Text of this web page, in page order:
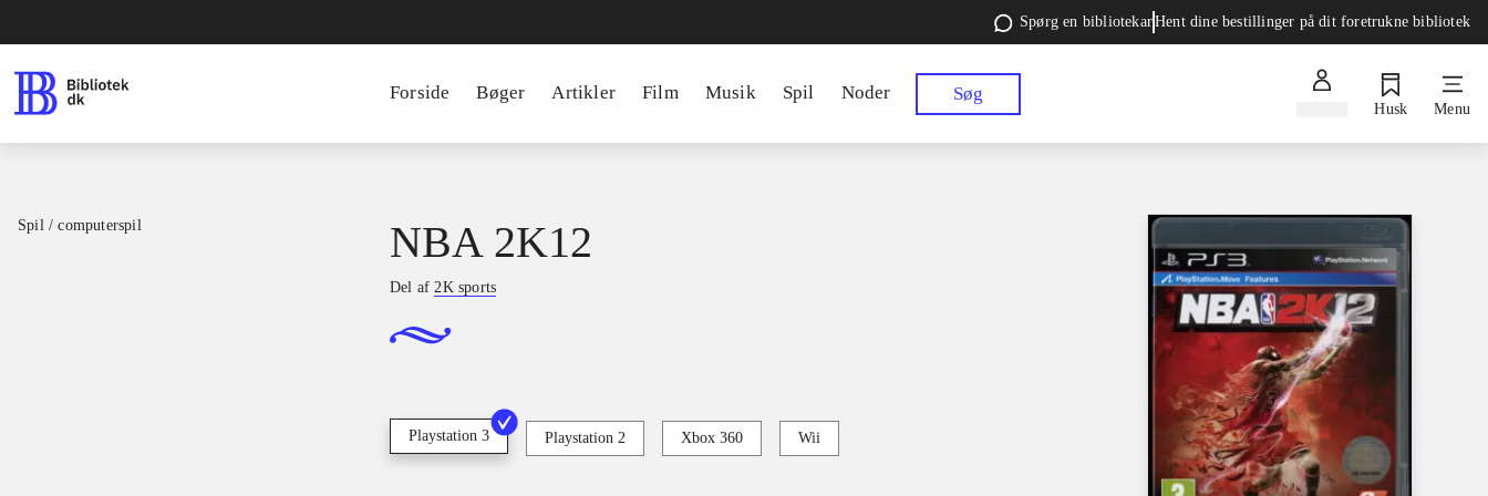
Spørg en bibliotekarHent dine bestillinger på dit foretrukne bibliotek
Forside Bøger Artikler Film Musik Spil Noder Søg
Husk Menu
Spil / computerspil NBA 2K12
Del af2K sports
Playstation 3 Playstation 2 Xbox 360 Wii